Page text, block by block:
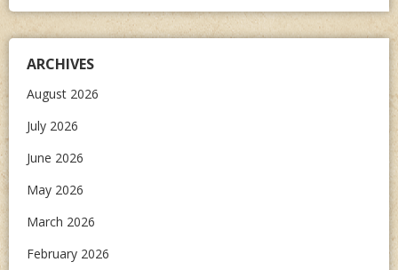
ARCHIVES
August 2026
July 2026
June 2026
May 2026
March 2026
February 2026